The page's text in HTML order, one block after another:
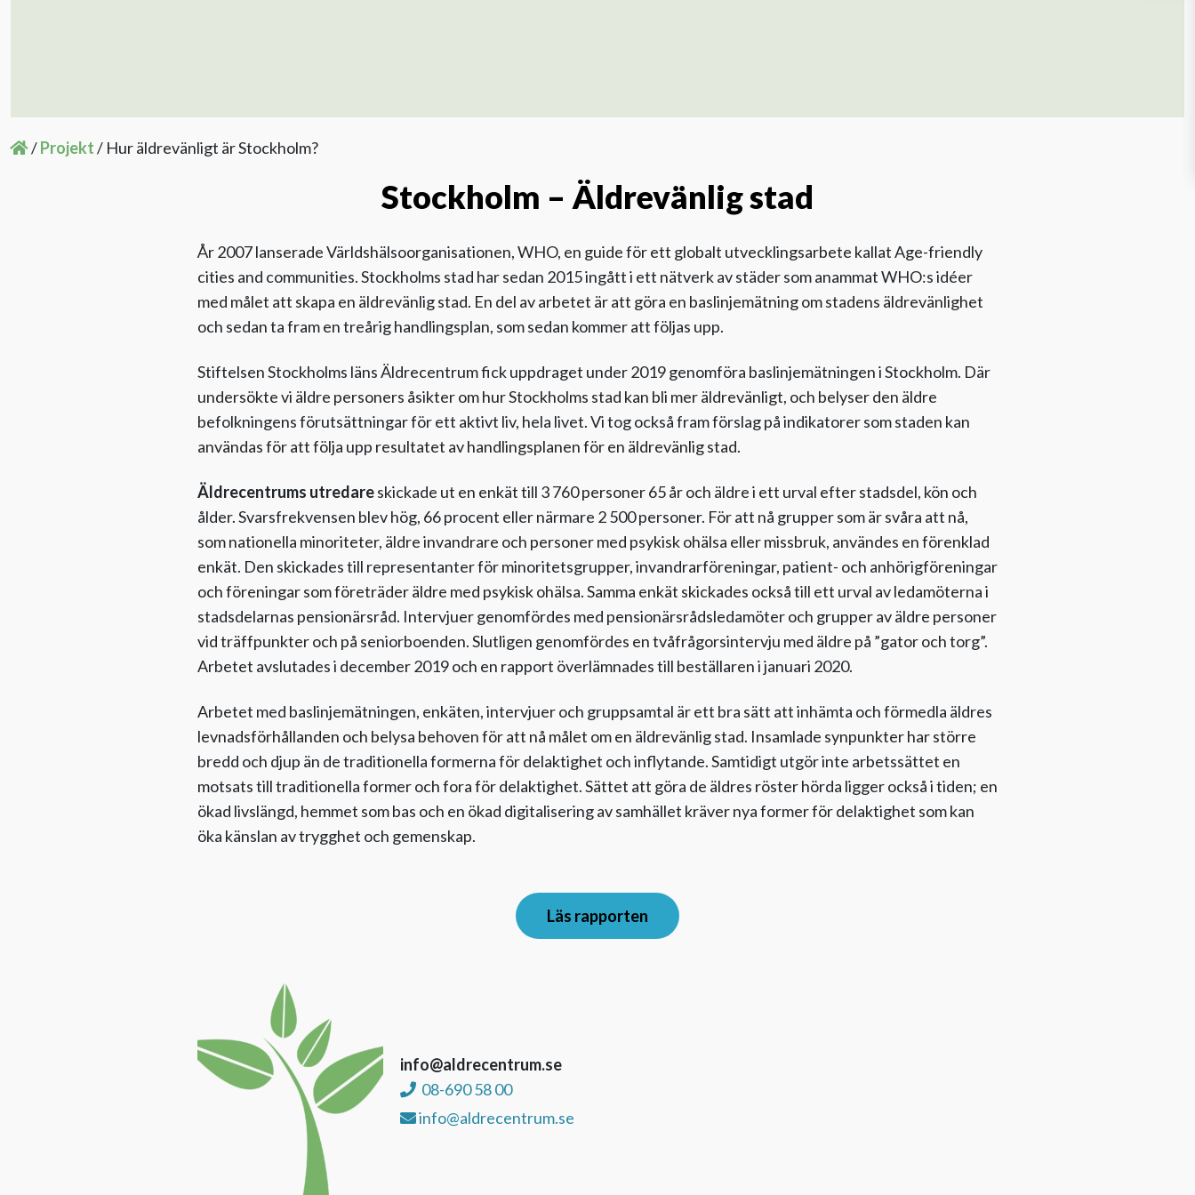
/Projekt/ Hur äldrevänligt är Stockholm?
Stockholm – Äldrevänlig stad
År 2007 lanserade Världshälsoorganisationen, WHO, en guide för ett globalt utvecklingsarbete kallat Age-friendly
cities and communities. Stockholms stad har sedan 2015 ingått i ett nätverk av städer som anammat WHO:s idéer
med målet att skapa en äldrevänlig stad. En del av arbetet är att göra en baslinjemätning om stadens äldrevänlighet
och sedan ta fram en treårig handlingsplan, som sedan kommer att följas upp.
Stiftelsen Stockholms läns Äldrecentrum fick uppdraget under 2019 genomföra baslinjemätningen i Stockholm. Där
undersökte vi äldre personers åsikter om hur Stockholms stad kan bli mer äldrevänligt, och belyser den äldre
befolkningens förutsättningar för ett aktivt liv, hela livet. Vi tog också fram förslag på indikatorer som staden kan
användas för att följa upp resultatet av handlingsplanen för en äldrevänlig stad.
Äldrecentrums utredareskickade ut en enkät till 3 760 personer 65 år och äldre i ett urval efter stadsdel, kön och
ålder. Svarsfrekvensen blev hög, 66 procent eller närmare 2 500 personer. För att nå grupper som är svåra att nå,
som nationella minoriteter, äldre invandrare och personer med psykisk ohälsa eller missbruk, användes en förenklad
enkät. Den skickades till representanter för minoritetsgrupper, invandrarföreningar, patient- och anhörigföreningar
och föreningar som företräder äldre med psykisk ohälsa. Samma enkät skickades också till ett urval av ledamöterna i
stadsdelarnas pensionärsråd. Intervjuer genomfördes med pensionärsrådsledamöter och grupper av äldre personer
vid träffpunkter och på seniorboenden. Slutligen genomfördes en tvåfrågorsintervju med äldre på ”gator och torg”.
Arbetet avslutades i december 2019 och en rapport överlämnades till beställaren i januari 2020.
Arbetet med baslinjemätningen, enkäten, intervjuer och gruppsamtal är ett bra sätt att inhämta och förmedla äldres
levnadsförhållanden och belysa behoven för att nå målet om en äldrevänlig stad. Insamlade synpunkter har större
bredd och djup än de traditionella formerna för delaktighet och inflytande. Samtidigt utgör inte arbetssättet en
motsats till traditionella former och fora för delaktighet. Sättet att göra de äldres röster hörda ligger också i tiden; en
ökad livslängd, hemmet som bas och en ökad digitalisering av samhället kräver nya former för delaktighet som kan
öka känslan av trygghet och gemenskap.
Läs rapporten
info@aldrecentrum.se
08-690 58 00
info@aldrecentrum.se